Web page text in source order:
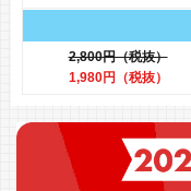
2,800円（税抜）
1,980円（税抜）